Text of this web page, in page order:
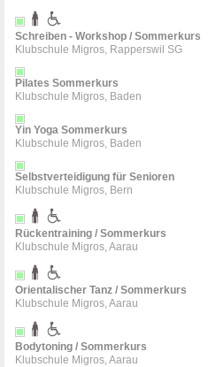
Schreiben - Workshop / Sommerkurs
Klubschule Migros, Rapperswil SG
Pilates Sommerkurs
Klubschule Migros, Baden
Yin Yoga Sommerkurs
Klubschule Migros, Baden
Selbstverteidigung für Senioren
Klubschule Migros, Bern
Rückentraining / Sommerkurs
Klubschule Migros, Aarau
Orientalischer Tanz / Sommerkurs
Klubschule Migros, Aarau
Bodytoning / Sommerkurs
Klubschule Migros, Aarau